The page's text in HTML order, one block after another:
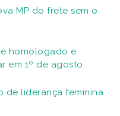
MP do frete sem o
homologado e
em 1º de agosto
de liderança feminina